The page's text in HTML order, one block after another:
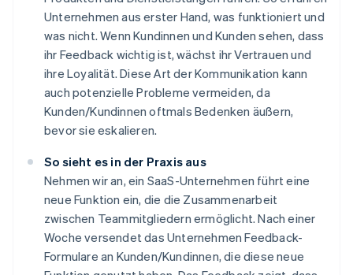
Unternehmen aus erster Hand, was funktioniert und
was nicht. Wenn Kundinnen und Kunden sehen, dass
ihr Feedback wichtig ist, wächst ihr Vertrauen und
ihre Loyalität. Diese Art der Kommunikation kann
auch potenzielle Probleme vermeiden, da
Kunden/Kundinnen oftmals Bedenken äußern,
bevor sie eskalieren.
So sieht es in der Praxis aus
Nehmen wir an, ein SaaS-Unternehmen führt eine
neue Funktion ein, die die Zusammenarbeit
zwischen Teammitgliedern ermöglicht. Nach einer
Woche versendet das Unternehmen Feedback-
Formulare an Kunden/Kundinnen, die diese neue